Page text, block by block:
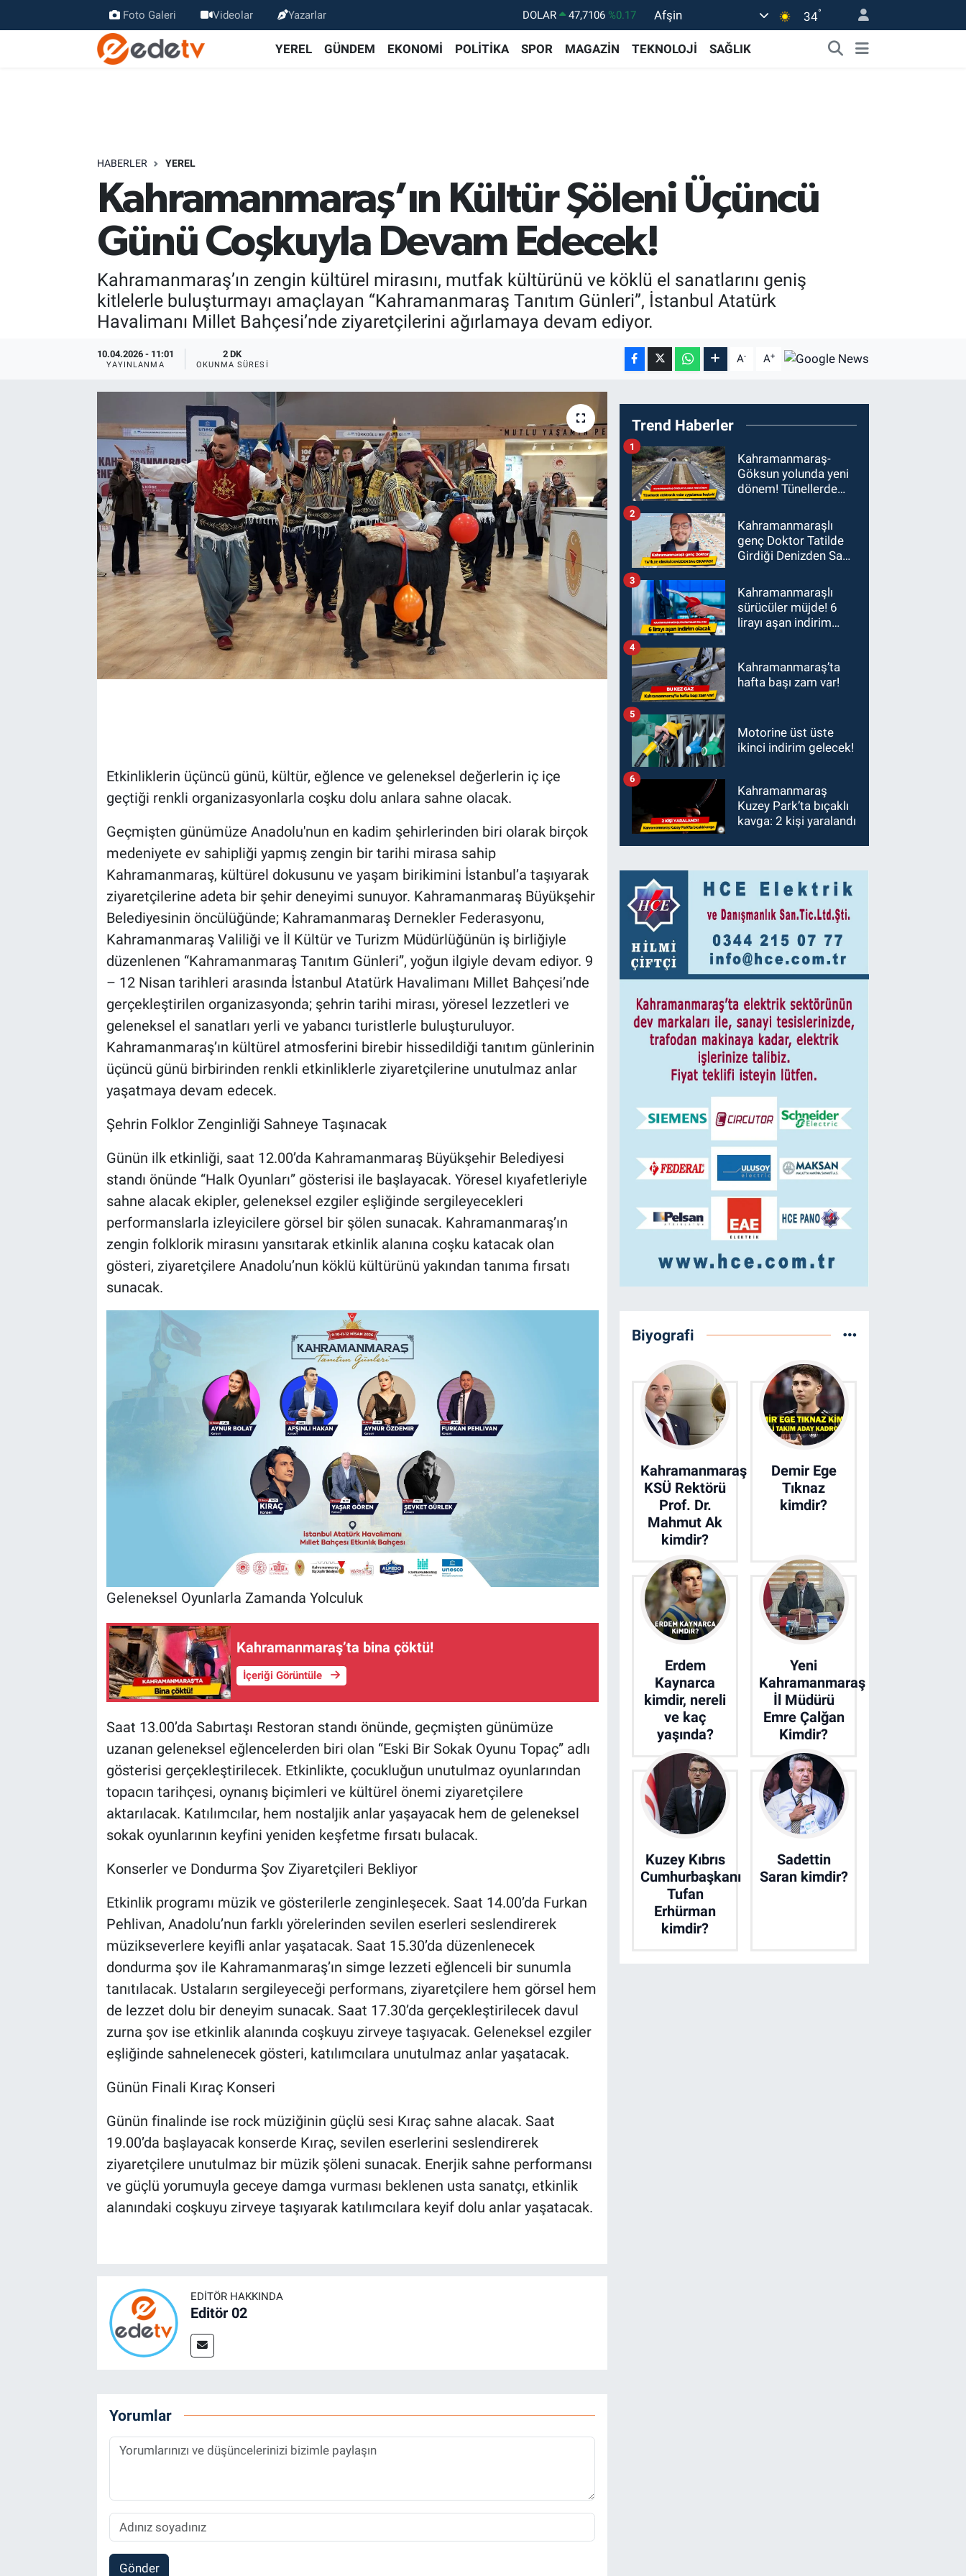
Foto Galeri Videolar Yazarlar DOLAR 47,7106 %0.17
EURO
55,1652
%0.27
Afşin 34°
YEREL GÜNDEM EKONOMİ POLİTİKA SPOR MAGAZİN TEKNOLOJİ SAĞLIK
HABERLER YEREL
Kahramanmaraş’ın Kültür Şöleni Üçüncü
Günü Coşkuyla Devam Edecek!
Kahramanmaraş’ın zengin kültürel mirasını, mutfak kültürünü ve köklü el sanatlarını geniş
kitlelerle buluşturmayı amaçlayan “Kahramanmaraş Tanıtım Günleri”, İstanbul Atatürk
Havalimanı Millet Bahçesi’nde ziyaretçilerini ağırlamaya devam ediyor.
10.04.2026 - 11:01
YAYINLANMA
2 DK
OKUNMA SÜRESI A- A+
Etkinliklerin üçüncü günü, kültür, eğlence ve geleneksel değerlerin iç içe
geçtiği renkli organizasyonlarla coşku dolu anlara sahne olacak.
Geçmişten günümüze Anadolu'nun en kadim şehirlerinden biri olarak birçok
medeniyete ev sahipliği yapmış zengin bir tarihi mirasa sahip
Kahramanmaraş, kültürel dokusunu ve yaşam birikimini İstanbul’a taşıyarak
ziyaretçilerine adeta bir şehir deneyimi sunuyor. Kahramanmaraş Büyükşehir
Belediyesinin öncülüğünde; Kahramanmaraş Dernekler Federasyonu,
Kahramanmaraş Valiliği ve İl Kültür ve Turizm Müdürlüğünün iş birliğiyle
düzenlenen “Kahramanmaraş Tanıtım Günleri”, yoğun ilgiyle devam ediyor. 9
– 12 Nisan tarihleri arasında İstanbul Atatürk Havalimanı Millet Bahçesi’nde
gerçekleştirilen organizasyonda; şehrin tarihi mirası, yöresel lezzetleri ve
geleneksel el sanatları yerli ve yabancı turistlerle buluşturuluyor.
Kahramanmaraş’ın kültürel atmosferini birebir hissedildiği tanıtım günlerinin
üçüncü günü birbirinden renkli etkinliklerle ziyaretçilerine unutulmaz anlar
yaşatmaya devam edecek.
Şehrin Folklor Zenginliği Sahneye Taşınacak
Günün ilk etkinliği, saat 12.00’da Kahramanmaraş Büyükşehir Belediyesi
standı önünde “Halk Oyunları” gösterisi ile başlayacak. Yöresel kıyafetleriyle
sahne alacak ekipler, geleneksel ezgiler eşliğinde sergileyecekleri
performanslarla izleyicilere görsel bir şölen sunacak. Kahramanmaraş’ın
zengin folklorik mirasını yansıtarak etkinlik alanına coşku katacak olan
gösteri, ziyaretçilere Anadolu’nun köklü kültürünü yakından tanıma fırsatı
sunacak.
Geleneksel Oyunlarla Zamanda Yolculuk
Kahramanmaraş’ta bina çöktü!
İçeriği Görüntüle
Saat 13.00’da Sabırtaşı Restoran standı önünde, geçmişten günümüze
uzanan geleneksel eğlencelerden biri olan “Eski Bir Sokak Oyunu Topaç” adlı
gösterisi gerçekleştirilecek. Etkinlikte, çocukluğun unutulmaz oyunlarından
topacın tarihçesi, oynanış biçimleri ve kültürel önemi ziyaretçilere
aktarılacak. Katılımcılar, hem nostaljik anlar yaşayacak hem de geleneksel
sokak oyunlarının keyfini yeniden keşfetme fırsatı bulacak.
Konserler ve Dondurma Şov Ziyaretçileri Bekliyor
Etkinlik programı müzik ve gösterilerle zenginleşecek. Saat 14.00’da Furkan
Pehlivan, Anadolu’nun farklı yörelerinden sevilen eserleri seslendirerek
müzikseverlere keyifli anlar yaşatacak. Saat 15.30’da düzenlenecek
dondurma şov ile Kahramanmaraş’ın simge lezzeti eğlenceli bir sunumla
tanıtılacak. Ustaların sergileyeceği performans, ziyaretçilere hem görsel hem
de lezzet dolu bir deneyim sunacak. Saat 17.30’da gerçekleştirilecek davul
zurna şov ise etkinlik alanında coşkuyu zirveye taşıyacak. Geleneksel ezgiler
eşliğinde sahnelenecek gösteri, katılımcılara unutulmaz anlar yaşatacak.
Günün Finali Kıraç Konseri
Günün finalinde ise rock müziğinin güçlü sesi Kıraç sahne alacak. Saat
19.00’da başlayacak konserde Kıraç, sevilen eserlerini seslendirerek
ziyaretçilere unutulmaz bir müzik şöleni sunacak. Enerjik sahne performansı
ve güçlü yorumuyla geceye damga vurması beklenen usta sanatçı, etkinlik
alanındaki coşkuyu zirveye taşıyarak katılımcılara keyif dolu anlar yaşatacak.
EDITÖR HAKKINDA
Editör 02
Yorumlar
Gönder
Trend Haberler
Kahramanmaraş-
Göksun yolunda yeni
dönem! Tünellerde
uygulaması başladı
1
Kahramanmaraşlı
genç Doktor Tatilde
Girdiği Denizden Sağ
2
Kahramanmaraşlı
sürücüler müjde! 6
lirayı aşan indirim
3
Kahramanmaraş’ta
hafta başı zam var!
4
Motorine üst üste
ikinci indirim gelecek!
5
Kahramanmaraş
Kuzey Park’ta bıçaklı
kavga: 2 kişi yaralandı
6
Biyografi
Kahramanmaraş
KSÜ Rektörü
Prof. Dr.
Mahmut Ak
kimdir?
Demir Ege
Tıknaz
kimdir?
Erdem
Kaynarca
kimdir, nereli
ve kaç
yaşında?
Yeni
Kahramanmaraş
İl Müdürü
Emre Çalğan
Kimdir?
Kuzey Kıbrıs
Cumhurbaşkanı
Tufan
Erhürman
kimdir?
Sadettin
Saran kimdir?